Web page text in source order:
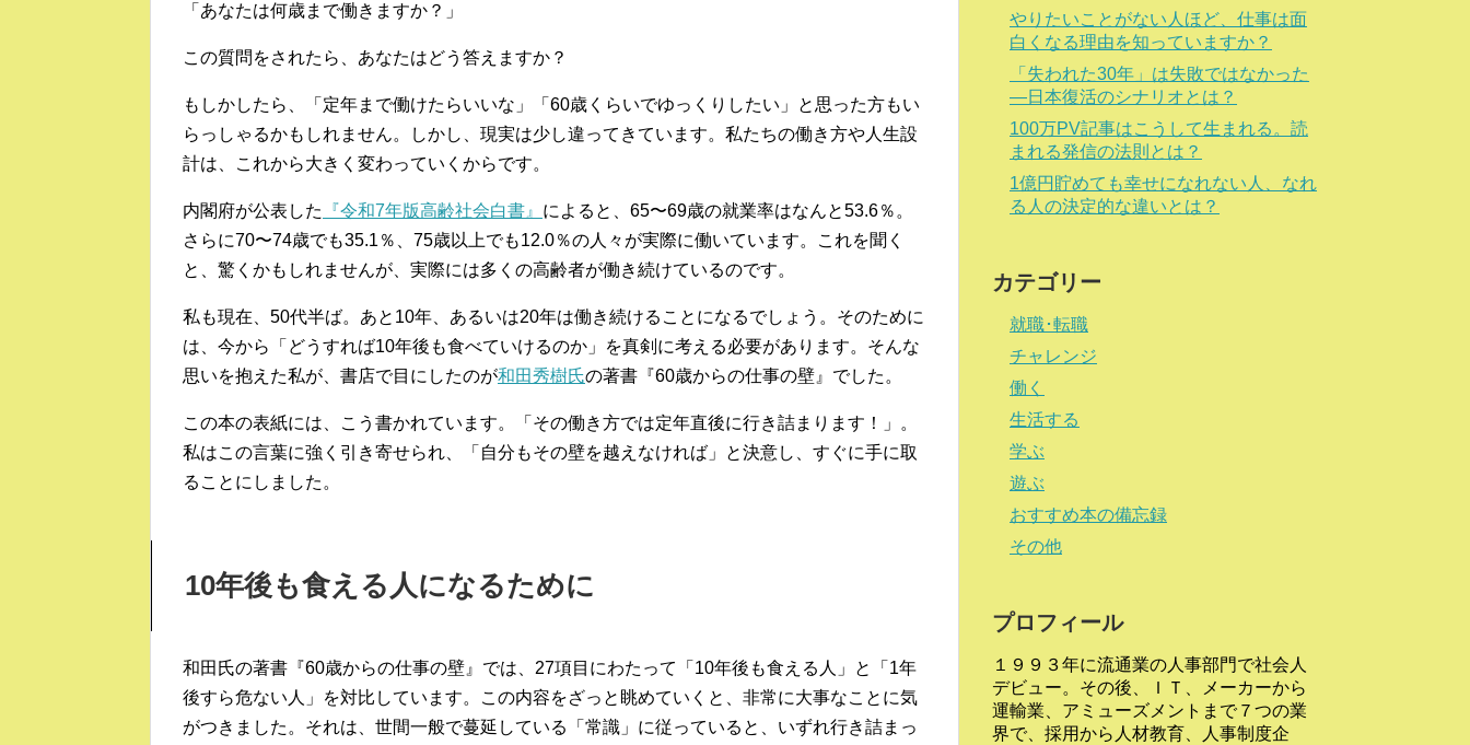
「あなたは何歳まで働きますか？」
この質問をされたら、あなたはどう答えますか？
もしかしたら、「定年まで働けたらいいな」「60歳くらいでゆっくりしたい」と思った方もい
らっしゃるかもしれません。しかし、現実は少し違ってきています。私たちの働き方や人生設
計は、これから大きく変わっていくからです。
内閣府が公表した 『令和7年版高齢社会白書』 によると、65〜69歳の就業率はなんと53.6％。
さらに70〜74歳でも35.1％、75歳以上でも12.0％の人々が実際に働いています。これを聞く
と、驚くかもしれませんが、実際には多くの高齢者が働き続けているのです。
私も現在、50代半ば。あと10年、あるいは20年は働き続けることになるでしょう。そのために
は、今から「どうすれば10年後も食べていけるのか」を真剣に考える必要があります。そんな
思いを抱えた私が、書店で目にしたのが和田秀樹氏の著書『60歳からの仕事の壁』でした。
この本の表紙には、こう書かれています。「その働き方では定年直後に行き詰まります！」。
私はこの言葉に強く引き寄せられ、「自分もその壁を越えなければ」と決意し、すぐに手に取
ることにしました。
10年後も食える人になるために
和田氏の著書『60歳からの仕事の壁』では、27項目にわたって「10年後も食える人」と「1年
後すら危ない人」を対比しています。この内容をざっと眺めていくと、非常に大事なことに気
がつきました。それは、世間一般で蔓延している「常識」に従っていると、いずれ行き詰まっ
やりたいことがない人ほど、仕事は面
白くなる理由を知っていますか？
「失われた30年」は失敗ではなかった
―日本復活のシナリオとは？
100万PV記事はこうして生まれる。読
まれる発信の法則とは？
1億円貯めても幸せになれない人、なれ
る人の決定的な違いとは？
カテゴリー
就職･転職
チャレンジ
働く
生活する
学ぶ
遊ぶ
おすすめ本の備忘録
その他
プロフィール
１９９３年に流通業の人事部門で社会人
デビュー。その後、ＩＴ、メーカーから
運輸業、アミューズメントまで７つの業
界で、採用から人材教育、人事制度企